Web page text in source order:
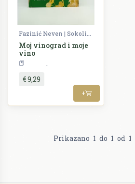
Fazinić Neven | Sokolić Ivan
Moj vinograd i moje
vino
€ 9,29
+
Prikazano 1 do 1 od 1